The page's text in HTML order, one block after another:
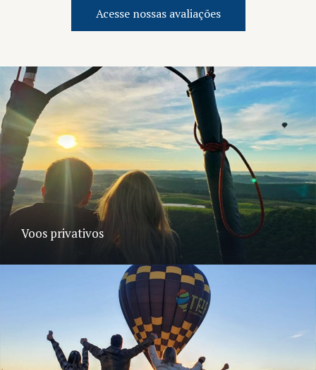
Acesse nossas avaliações
Voos privativos